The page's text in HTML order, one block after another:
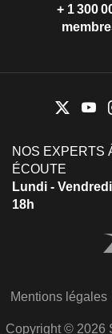
+ 1 300
NOS EXPERTS
ÉCOUTE
Lundi -
18h
Mentions légales
Copyright © 2026